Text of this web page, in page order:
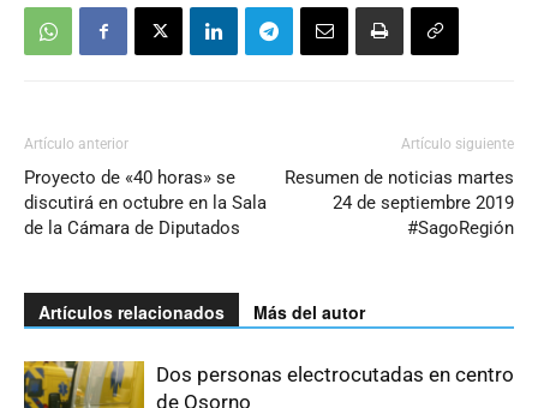
Artículo anterior
Proyecto de «40 horas» se
discutirá en octubre en la Sala
de la Cámara de Diputados
Artículo siguiente
Resumen de noticias martes
24 de septiembre 2019
#SagoRegión
Artículos relacionados Más del autor
Dos personas electrocutadas en centro
de Osorno